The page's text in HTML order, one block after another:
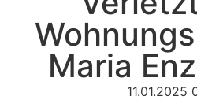
Maria
11.01.2025